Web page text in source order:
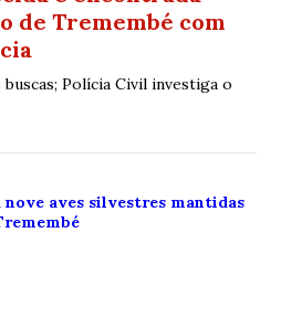
de Tremembé com
Polícia Civil investiga o